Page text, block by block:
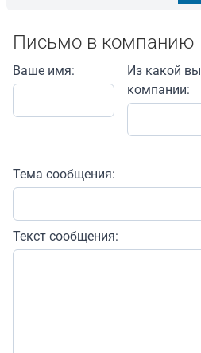
Письмо в компанию
Ваше имя:
Из какой вы
компании:
Тема сообщения:
Текст сообщения: